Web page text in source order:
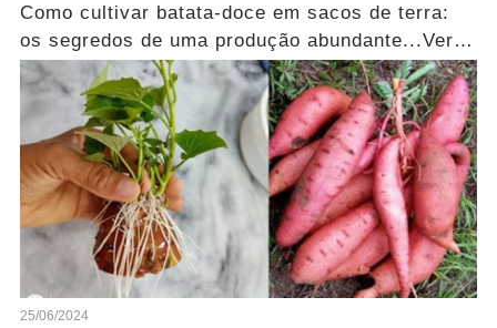
Como cultivar batata-doce em sacos de terra:
os segredos de uma produção abundante...Ver
mais
25/06/2024